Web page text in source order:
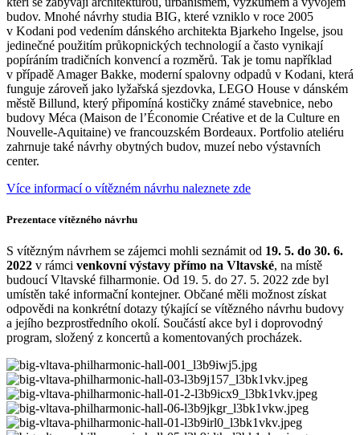
budov. Mnohé návrhy studia BIG, které vzniklo v roce 2005
v Kodani pod vedením dánského architekta Bjarkeho Ingelse, jsou
jedinečné použitím průkopnických technologií a často vynikají
popíráním tradičních konvencí a rozměrů. Tak je tomu například
v případě Amager Bakke, moderní spalovny odpadů v Kodani, která
funguje zároveň jako lyžařská sjezdovka, LEGO House v dánském
městě Billund, který připomíná kostičky známé stavebnice, nebo
budovy Méca (Maison de l’Économie Créative et de la Culture en
Nouvelle-Aquitaine) ve francouzském Bordeaux. Portfolio ateliéru
zahrnuje také návrhy obytných budov, muzeí nebo výstavních
center.
Více informací o vítězném návrhu naleznete zde
Prezentace vítězného návrhu
S vítězným návrhem se zájemci mohli seznámit od 19. 5. do 30. 6.
2022 v rámci venkovní výstavy přímo na Vltavské, na místě
budoucí Vltavské filharmonie. Od 19. 5. do 27. 5. 2022 zde byl
umístěn také informační kontejner. Občané měli možnost získat
odpovědi na konkrétní dotazy týkající se vítězného návrhu budovy
a jejího bezprostředního okolí. Součástí akce byl i doprovodný
program, složený z koncertů a komentovaných procházek.